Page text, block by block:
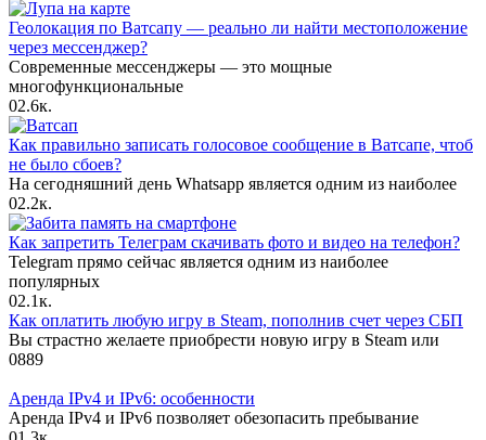
Геолокация по Ватсапу — реально ли найти местоположение
через мессенджер?
Современные мессенджеры — это мощные
многофункциональные
02.6к.
Как правильно записать голосовое сообщение в Ватсапе, чтоб
не было сбоев?
На сегодняшний день Whatsapp является одним из наиболее
02.2к.
Как запретить Телеграм скачивать фото и видео на телефон?
Telegram прямо сейчас является одним из наиболее
популярных
02.1к.
Как оплатить любую игру в Steam, пополнив счет через СБП
Вы страстно желаете приобрести новую игру в Steam или
0889
Аренда IPv4 и IPv6: особенности
Аренда IPv4 и IPv6 позволяет обезопасить пребывание